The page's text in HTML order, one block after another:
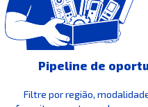
Pipeline de
Filtre por região,